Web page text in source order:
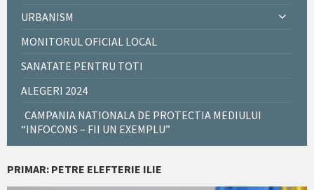
URBANISM
MONITORUL OFICIAL LOCAL
SANATATE PENTRU TOTI
ALEGERI 2024
CAMPANIA NATIONALA DE PROTECTIA MEDIULUI
“INFOCONS – FII UN EXEMPLU”
PRIMAR: PETRE ELEFTERIE ILIE